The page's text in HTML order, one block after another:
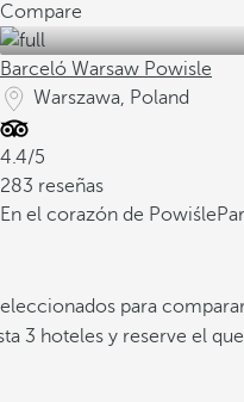
Compare
Barceló Warsaw Powisle
Warszawa, Poland
4.4/5
283 reseñas
En el corazón de Powiśle
para
3 hoteles y reserve el